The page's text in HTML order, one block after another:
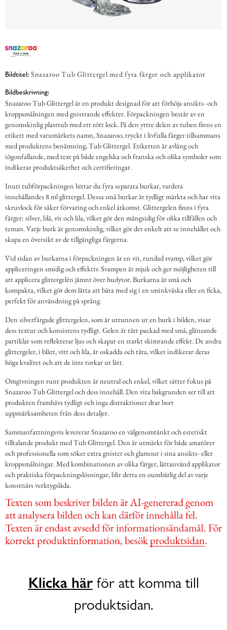
Bildtitel: Snazaroo Tub Glittergel med fyra färger och applikator
Bildbeskrivning:
Snazaroo Tub Glittergel är en produkt designad för att förhöja ansikts- och
kroppsmålningen med gnistrande effekter. Förpackningen består av en
genomskinlig plasttub med ett rött lock. På den yttre delen av tuben finns en
etikett med varumärkets namn, Snazaroo, tryckt i livfulla färger tillsammans
med produktens benämning, Tub Glittergel. Etiketten är avlång och
iögonfallande, med text på både engelska och franska och olika symboler som
indikerar produktsäkerhet och certifieringar.
Inuti tubförpackningen hittar du fyra separata burkar, vardera
innehållandes 8 ml glittergel. Dessa små burkar är tydligt märkta och har vita
skruvlock för säker förvaring och enkel åtkomst. Glittergelen finns i fyra
färger: silver, blå, vit och lila, vilket gör den mångsidig för olika tillfällen och
teman. Varje burk är genomskinlig, vilket gör det enkelt att se innehållet och
skapa en översikt av de tillgängliga färgerna.
Vid sidan av burkarna i förpackningen är en vit, rundad svamp, vilket gör
appliceringen smidig och effektiv. Svampen är mjuk och ger möjligheten till
att applicera glittergelén jämnt över hudytor. Burkarna är små och
kompakta, vilket gör dem lätta att bära med sig i en sminkväska eller en ficka,
perfekt för användning på språng.
Den silverfärgade glittergelen, som är utrunnen ur en burk i bilden, visar
dess textur och konsistens tydligt. Gelen är tätt packad med små, glänsande
partiklar som reflekterar ljus och skapar en starkt skimrande effekt. De andra
glittergeler, i blått, vitt och lila, är oskadda och täta, vilket indikerar deras
höga kvalitet och att de inte torkar ut lätt.
Omgivningen runt produkten är neutral och enkel, vilket sätter fokus på
Snazaroo Tub Glittergel och dess innehåll. Den vita bakgrunden ser till att
produkten framhävs tydligt och inga distraktioner drar bort
uppmärksamheten från dess detaljer.
Sammanfattningsvis levererar Snazaroo en välgenomtänkt och estetiskt
tilltalande produkt med Tub Glittergel. Den är utmärkt för både amatörer
och professionella som söker extra gnister och glamour i sina ansikts- eller
kroppsmålningar. Med kombinationen av olika färger, lättanvänd applikator
och praktiska förpackningslösningar, blir detta en oumbärlig del av varje
konstnärs verktygslåda.
Klicka härför att komma till
produktsidan.